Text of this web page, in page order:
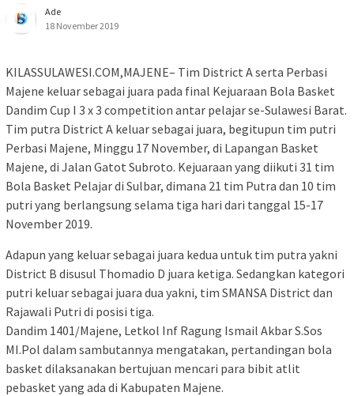
Ade
18 November 2019
KILASSULAWESI.COM,MAJENE– Tim District A serta Perbasi
Majene keluar sebagai juara pada final Kejuaraan Bola Basket
Dandim Cup I 3 x 3 competition antar pelajar se-Sulawesi Barat.
Tim putra District A keluar sebagai juara, begitupun tim putri
Perbasi Majene, Minggu 17 November, di Lapangan Basket
Majene, di Jalan Gatot Subroto. Kejuaraan yang diikuti 31 tim
Bola Basket Pelajar di Sulbar, dimana 21 tim Putra dan 10 tim
putri yang berlangsung selama tiga hari dari tanggal 15-17
November 2019.
Adapun yang keluar sebagai juara kedua untuk tim putra yakni
District B disusul Thomadio D juara ketiga. Sedangkan kategori
putri keluar sebagai juara dua yakni, tim SMANSA District dan
Rajawali Putri di posisi tiga.
Dandim 1401/Majene, Letkol Inf Ragung Ismail Akbar S.Sos
MI.Pol dalam sambutannya mengatakan, pertandingan bola
basket dilaksanakan bertujuan mencari para bibit atlit
pebasket yang ada di Kabupaten Majene.